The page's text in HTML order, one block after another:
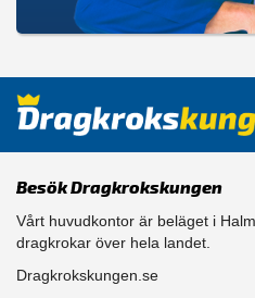
Besök Dragkrokskungen
Vårt huvudkontor är beläget i
dragkrokar över hela landet.
Dragkrokskungen.se